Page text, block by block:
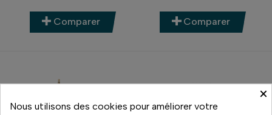
Comparer Comparer
×
Nous utilisons des cookies pour améliorer votre